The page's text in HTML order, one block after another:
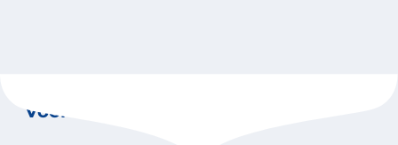
Voor coaches